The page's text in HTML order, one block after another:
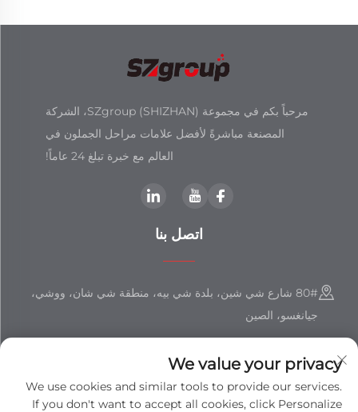
مرحباً بكم في مجموعة SZgroup (SHIZHAN)، الشركة
المصنعة مباشرةً لأفضل علامات مراحل الجملون في
العالم مع خبرة تبلغ 24 عاماً!
اتصل بنا
80# شارع شي شين، بلدة شي بيه، منطقة شي شان، ووشي،
جيانغسو، الصين
[email protected]
We value your privacy
We use cookies and similar tools to provide our services.
If you don't want to accept all cookies, click Personalize